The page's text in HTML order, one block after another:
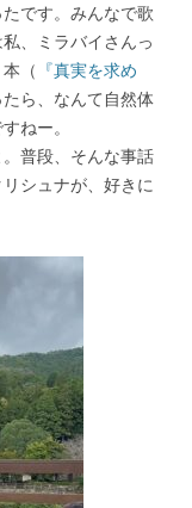
です。みんなで歌
、ミラバイさんっ
（ 『真実を求め
ら、なんて自然体
ねー。
普段、そんな事話
シュナが、好きに